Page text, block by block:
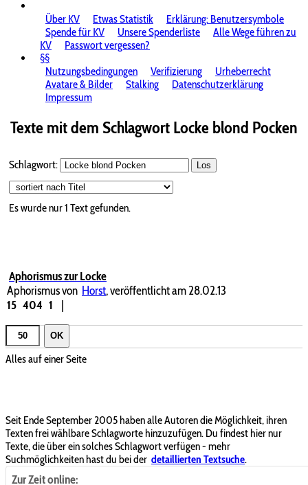
Über KV
Etwas Statistik
Erklärung: Benutzersymbole
Spende für KV
Unsere Spenderliste
Alle Wege führen zu
KV
Passwort vergessen?
§§
Nutzungsbedingungen
Verifizierung
Urheberrecht
Avatare & Bilder
Stalking
Datenschutzerklärung
Impressum
Texte mit dem Schlagwort Locke blond Pocken
Schlagwort: Los
Es wurde nur 1 Text gefunden.
Aphorismus zur Locke
Aphorismus von Horst, veröffentlicht am 28.02.13
15 404 1 |
OK
Alles auf einer Seite
Seit Ende September 2005 haben alle Autoren die Möglichkeit, ihren
Texten frei wählbare Schlagworte hinzuzufügen. Du findest hier nur
Texte, die über ein solches Schlagwort verfügen - mehr
Suchmöglichkeiten hast du bei der detaillierten Textsuche.
Zur Zeit online: